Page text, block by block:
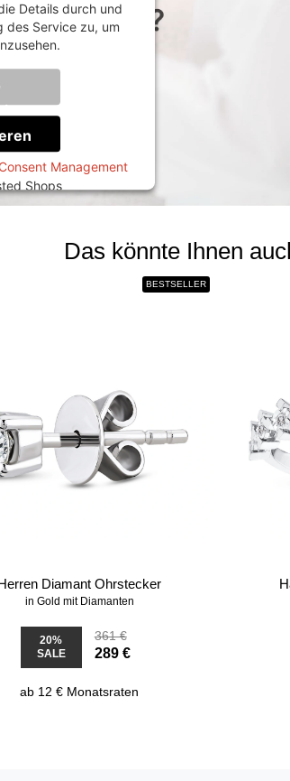
Details durch und
des Service zu, um
Management
Shops
Das könnte Ihnen
BESTSELLER
Diamant Ohrstecker
in Gold mit Diamanten
20%
SALE
361 €
289 €
ab 12 € Monatsraten